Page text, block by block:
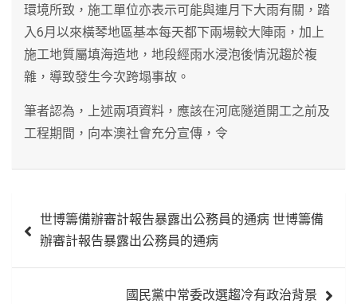
環境所致，施工單位亦表示可能與連月下大雨有關，踏
入6月以來橫琴地區基本每天都下兩場較大陣雨，加上
施工地質屬填海造地，地段經雨水浸泡後情況趨於複
雜，導致發生今次跨塌事故。
筆者認為，上述兩項資料，應該在河底隧道開工之前及
工程期間，向本澳社會充分宣傳，令
章 世博籌備辦審計報告暴露出公務員的通病 世博籌備
辦審計報告暴露出公務員的通病
國民黨中常委改選趨冷有政治背景